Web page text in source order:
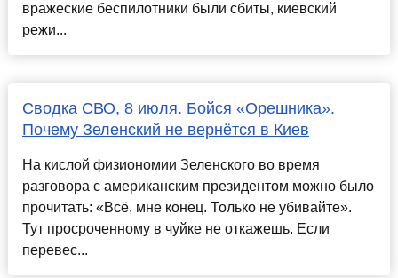
вражеские беспилотники были сбиты, киевский
режи...
Сводка СВО, 8 июля. Бойся «Орешника».
Почему Зеленский не вернётся в Киев
На кислой физиономии Зеленского во время
разговора с американским президентом можно было
прочитать: «Всё, мне конец. Только не убивайте».
Тут просроченному в чуйке не откажешь. Если
перевес...